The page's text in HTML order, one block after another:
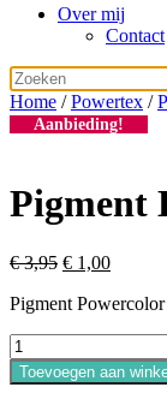
Over mij
Contact
Home /Powertex /
Aanbieding!
Pigment
€3,95
was:
€ 1,00Huidige
is:
Pigment
Pigment
Licht
blauw
Toevoegen aan